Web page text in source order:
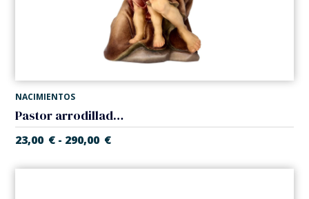
NACIMIENTOS
Pastor arrodillado con niño (Belen Casales)
23,00 € - 290,00 €